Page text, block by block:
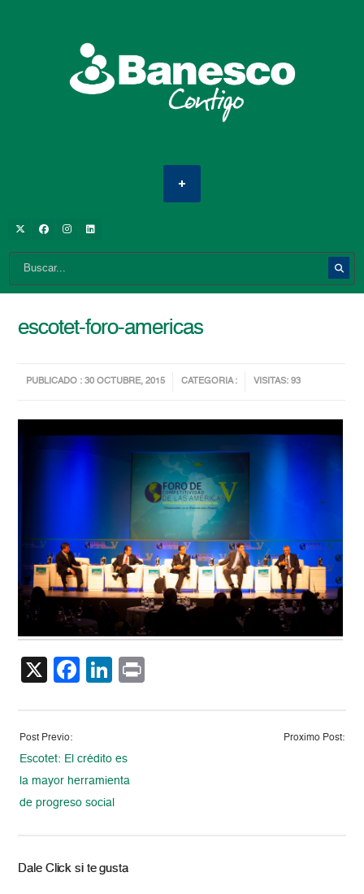
escotet-foro-americas
PUBLICADO : 30 OCTUBRE, 2015 CATEGORIA : VISITAS: 93
X Facebook
LinkedIn
Post Previo:
Escotet: El crédito es
la mayor herramienta
de progreso social
Proximo Post:
Dale Click si te gusta